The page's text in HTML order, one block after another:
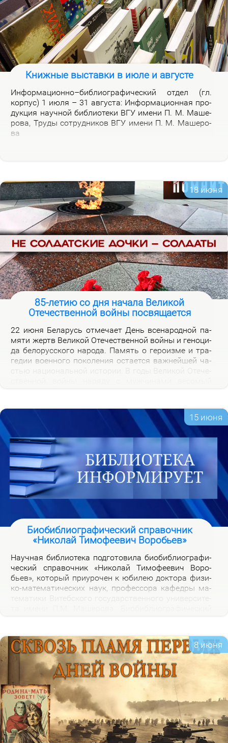
Книжные выставки в июле и августе
Ин­фор­ма­ци­он­но–биб­лио­гра­фи­че­ский от­дел (гл.
кор­пус) 1 июля – 31 ав­гу­ста: Ин­фор­ма­ци­он­ная про­
дук­ция на­уч­ной биб­лио­те­ки ВГУ име­ни П. М. Ма­ше­
ро­ва, Тру­ды со­труд­ни­ков ВГУ име­ни П. М. Ма­ше­ро­
ва
18 июня
85-летию со дня начала Великой
Отечественной войны посвящается
22 июня Бе­ла­русь от­ме­ча­ет День все­на­род­ной па­
мя­ти жертв Ве­ли­кой Оте­че­ствен­ной вой­ны и ге­но­ци­
да бе­ло­рус­ско­го на­ро­да. Па­мять о ге­ро­из­ме и тра­
ге­дии во­ен­но­го по­ко­ле­ния оста­ет­ся важ­ней­шей ча­
ских от­ря­дах.
15 июня
Биобиблиографический справочник
«Николай Тимофеевич Воробьев»
На­уч­ная биб­лио­те­ка под­го­то­ви­ла био­биб­лио­гра­фи­
че­ский спра­воч­ник «Ни­ко­лай Ти­мо­фе­е­вич Во­ро­
бьев», ко­то­рый при­уро­чен к юби­лею док­то­ра физи­
ко-ма­те­ма­ти­че­ских на­ук, про­фес­со­ра ка­фед­ры ма­
2026 го­дов и пуб­ли­ка­ций о нем и его ра­бо­тах. Спра­
воч­ник пред­на­зна­чен для на­уч­ных ра­бот­ни­ков, пре­
по­да­ва­те­лей, ас­пи­ран­тов, сту­ден­тов, всех тех, кто
ин­те­ре­су­ет­ся тео­ри­ей клас­сов ко­неч­ных групп и ме­
то­ди­кой пре­по­да­ва­ния ма­те­ма­ти­ки в шко­ле и ву­зе,
а так­же жиз­нью и де­я­тель­но­стью Ни­ко­лая Ти­мо­фе­
е­ви­ча Во­ро­бье­ва.
8 июня